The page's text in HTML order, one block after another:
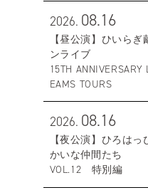
2026. 08.16
【昼公演】ひいらぎ
ンライブ
15TH ANNIVERSARY
EAMS TOURS
2026. 08.16
【夜公演】ひろはっ
かいな仲間たち
VOL.12 特別編